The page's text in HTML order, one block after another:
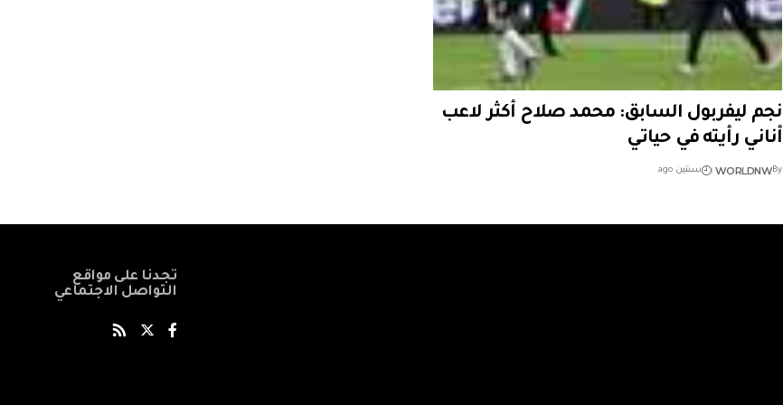
نجم ليفربول السابق: محمد صلاح أكثر لاعب
أناني رأيته في حياتي
By
WORLDNW سنتين ago
تجدنا على مواقع
التواصل الاجتماعي